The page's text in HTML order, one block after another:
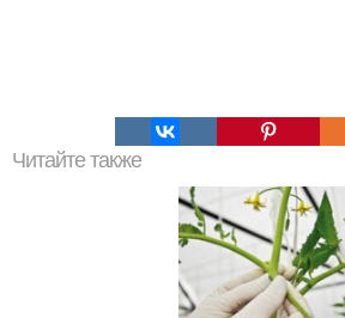
Читайте также